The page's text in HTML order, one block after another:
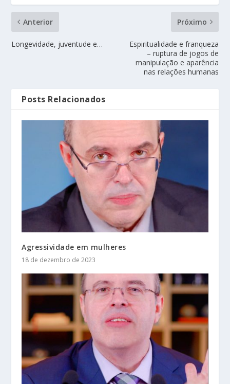
Anterior
Longevidade, juventude e…
Próximo
Espiritualidade e franqueza
– ruptura de jogos de
manipulação e aparência
nas relações humanas
Posts Relacionados
Agressividade em mulheres
18 de dezembro de 2023